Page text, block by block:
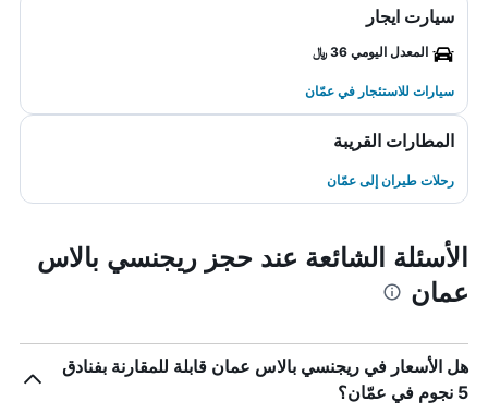
سيارت ايجار
المعدل اليومي 36 ﷼
سيارات للاستئجار في عمّان
المطارات القريبة
رحلات طيران إلى عمّان
الأسئلة الشائعة عند حجز ريجنسي بالاس
عمان
هل الأسعار في ريجنسي بالاس عمان قابلة للمقارنة بفنادق
5 نجوم في عمّان؟